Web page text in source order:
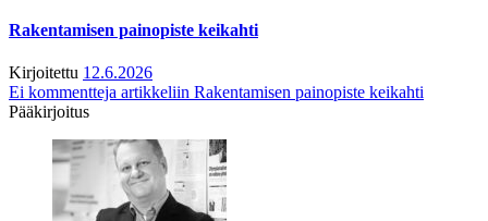
Rakentamisen painopiste keikahti
Kirjoitettu 12.6.2026
Ei kommentteja artikkeliin Rakentamisen painopiste keikahti
Pääkirjoitus